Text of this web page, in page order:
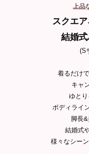
上品
スクエ
結婚
(S
着るだけ
キャ
ゆと
ボディライ
脚長
結婚式
様々なシー